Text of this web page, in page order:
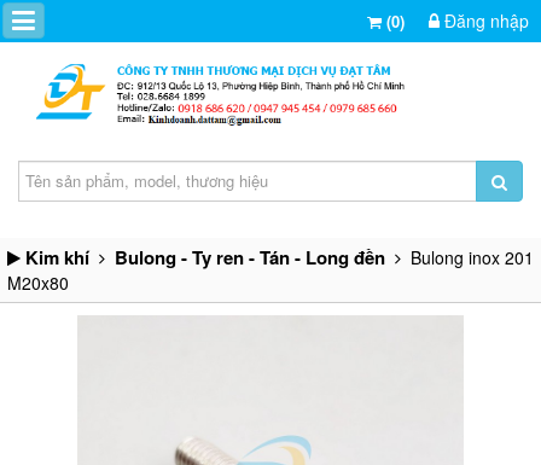
(0) Đăng nhập
Kim khí Bulong - Ty ren - Tán - Long đền
Bulong inox 201
M20x80